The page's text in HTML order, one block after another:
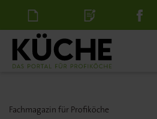
NewsletterStellenanzeige
Fachmagazin für Profiköche